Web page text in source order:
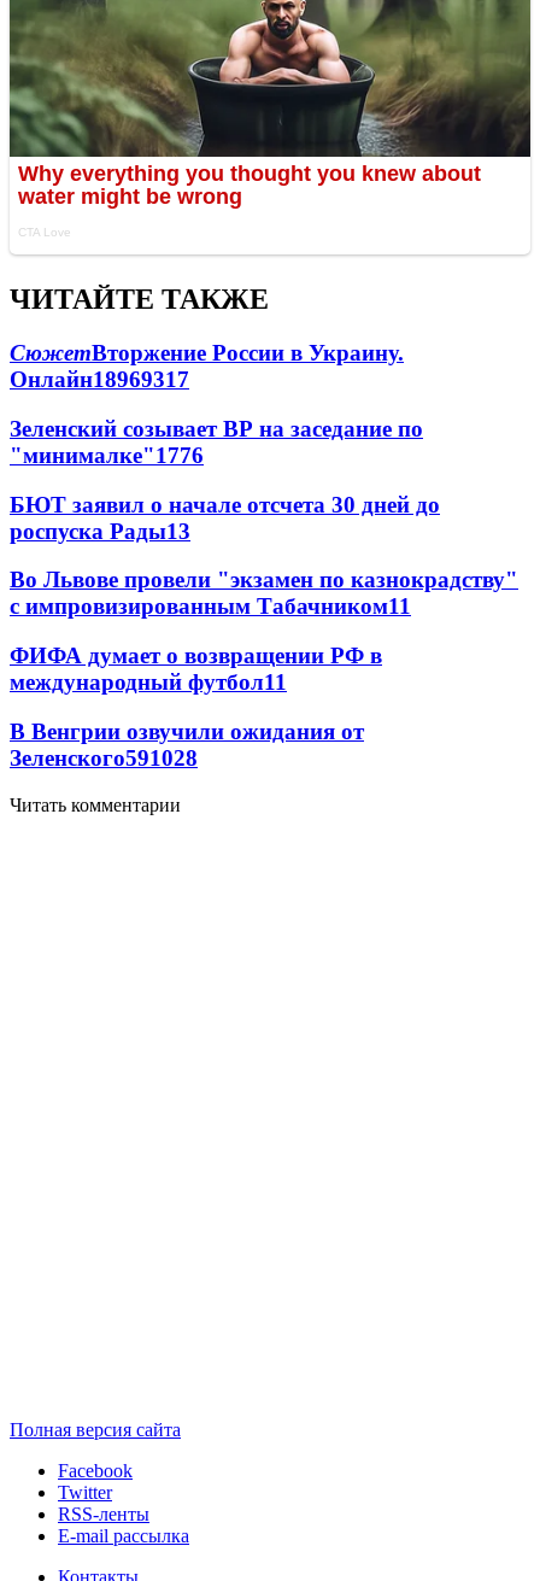
ЧИТАЙТЕ ТАКЖЕ
СюжетВторжение России в Украину.
Онлайн18969317
Зеленский созывает ВР на заседание по
"минималке"1776
БЮТ заявил о начале отсчета 30 дней до
роспуска Рады13
Во Львове провели "экзамен по казнокрадству"
с импровизированным Табачником11
ФИФА думает о возвращении РФ в
международный футбол11
В Венгрии озвучили ожидания от
Зеленского591028
Читать комментарии
Полная версия сайта
Facebook
Twitter
RSS-ленты
E-mail рассылка
Контакты